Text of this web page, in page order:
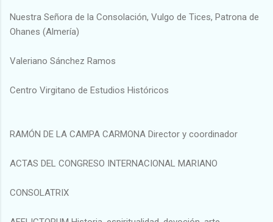
Nuestra Señora de la Consolación, Vulgo de Tices, Patrona de
Ohanes (Almería)
Valeriano Sánchez Ramos
Centro Virgitano de Estudios Históricos
RAMÓN DE LA CAMPA CARMONA Director y coordinador
ACTAS DEL CONGRESO INTERNACIONAL MARIANO
CONSOLATRIX